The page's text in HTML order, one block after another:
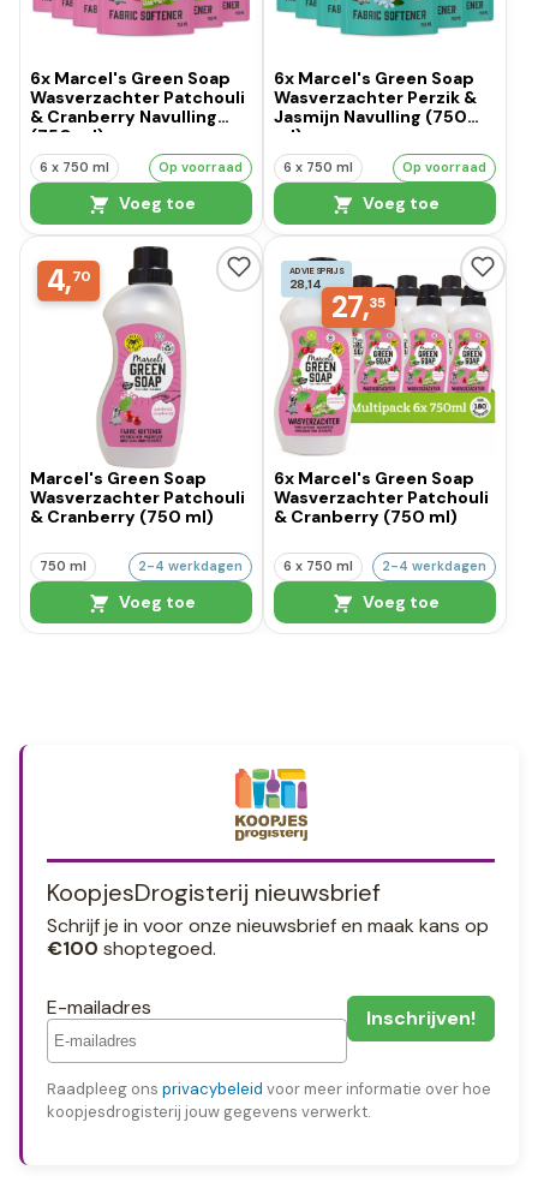
6x Marcel's Green Soap
Wasverzachter Patchouli
& Cranberry Navulling
(750 ml)
6 x 750 ml Op voorraad
Voeg toe
6x Marcel's Green Soap
Wasverzachter Perzik &
Jasmijn Navulling (750
ml)
6 x 750 ml Op voorraad
Voeg toe
4,70
Marcel's Green Soap
Wasverzachter Patchouli
& Cranberry (750 ml)
750 ml 2-4 werkdagen
Voeg toe
ADVIESPRIJS
28,14
27,35
6x Marcel's Green Soap
Wasverzachter Patchouli
& Cranberry (750 ml)
6 x 750 ml 2-4 werkdagen
Voeg toe
KoopjesDrogisterij nieuwsbrief
Schrijf je in voor onze nieuwsbrief en maak kans op
€100 shoptegoed.
E-mailadres
Raadpleeg ons privacybeleid voor meer informatie over hoe
koopjesdrogisterij jouw gegevens verwerkt.